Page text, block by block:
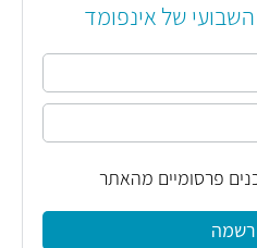
של אינפומד
פרסומיים מהאתר